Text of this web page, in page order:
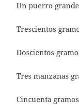
Un puerro grande
Trescientos
Doscientos
Tres manzanas
Cincuenta